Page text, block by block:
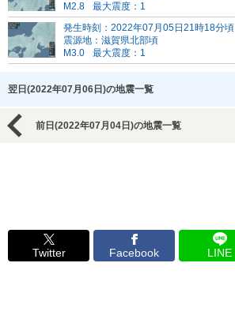
M2.8
最大震度：1
発生時刻：2022年07月05日21時18分頃
震源地：滋賀県北部頃
M3.0
最大震度：1
翌日(2022年07月06日)の地震一覧
前日(2022年07月04日)の地震一覧
Twitter Facebook LINE